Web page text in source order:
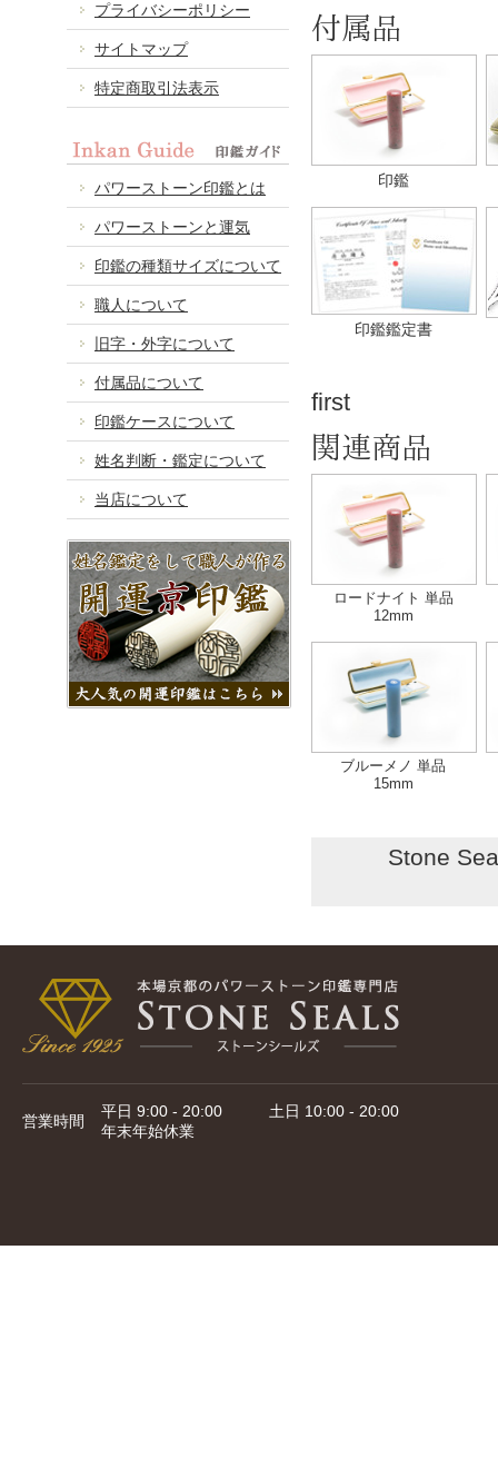
付属品
印鑑
印鑑鑑定書
first
関連商品
ロードナイト 単品
12mm
ブルーメノ 単品
15mm
Stone
プライバシーポリシー
サイトマップ
特定商取引法表示
パワーストーン印鑑とは
パワーストーンと運気
印鑑の種類サイズについて
職人について
旧字・外字について
付属品について
印鑑ケースについて
姓名判断・鑑定について
当店について
営業時間
平日 9:00 - 20:00 土日 10:00 - 20:00
年末年始休業